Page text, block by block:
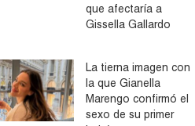
que afectaría a
Gissella Gallardo
La tierna imagen con
la que Gianella
Marengo confirmó el
sexo de su primer